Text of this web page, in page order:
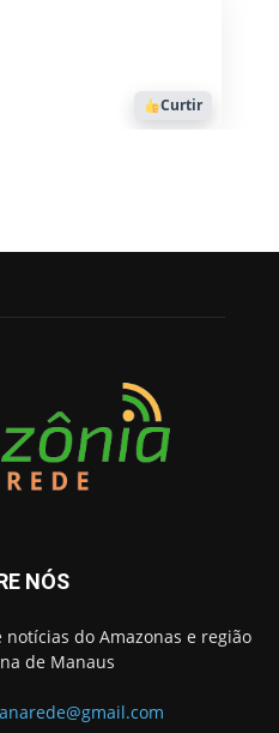
Curtir
NÓS
do Amazonas e região
de Manaus